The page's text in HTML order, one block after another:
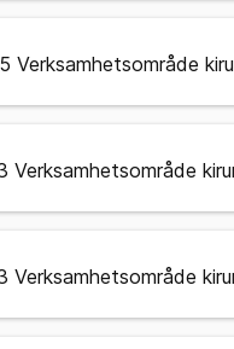
Verksamhetsområde
Verksamhetsområde
Verksamhetsområde